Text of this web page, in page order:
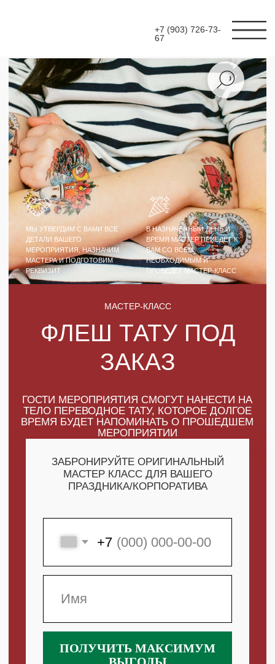
ЗАБРОНИРУЙТЕ ОРИГИНАЛЬНЫЙ
МАСТЕР КЛАСС ДЛЯ ВАШЕГО
ПОЛУЧИТЬ МАКСИМУМ
ВЫГОДЫ
ФЛЕШ ТАТУ ПОД
ЗАКАЗ
ГОСТИ МЕРОПРИЯТИЯ СМОГУТ НАНЕСТИ НА
МЕРОПРИЯТИИ
МЫ УТВЕРДИМ С ВАМИ ВСЕ
ДЕТАЛИ ВАШЕГО
МЕРОПРИЯТИЯ, НАЗНАЧИМ
МАСТЕРА И ПОДГОТОВИМ
РЕКВИЗИТ
В НАЗНАЧЕННЫЙ ДЕНЬ И
ВРЕМЯ МАСТЕР ПРИЕДЕТ К
ВАМ СО ВСЕМ
СКАЧАТЬ КАТАЛОГ